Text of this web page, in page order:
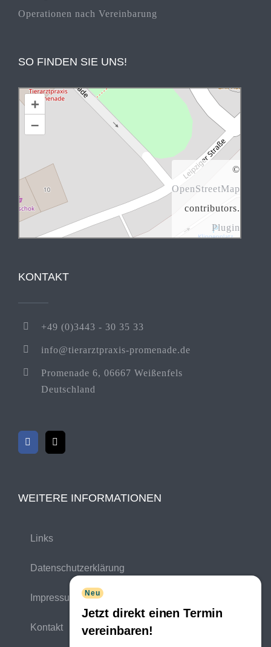
Neu
Jetzt direkt einen Termin
vereinbaren!
Operationen nach Vereinbarung
SO FINDEN SIE UNS!
+
–
©
OpenStreetMap
contributors.
Plugin
KONTAKT
+49 (0)3443 - 30 35 33
info@tierarztpraxis-promenade.de
Promenade 6, 06667 Weißenfels
Deutschland
WEITERE INFORMATIONEN
Links
Datenschutzerklärung
Impressum
Kontakt